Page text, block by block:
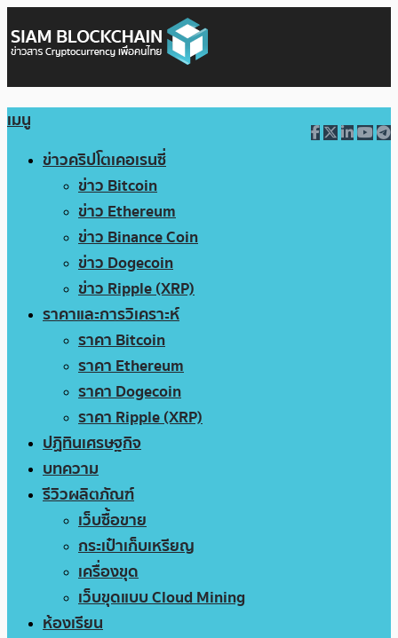
เมนู
ข่าวคริปโตเคอเรนซี่
ข่าว Bitcoin
ข่าว Ethereum
ข่าว Binance Coin
ข่าว Dogecoin
ข่าว Ripple (XRP)
ราคาและการวิเคราะห์
ราคา Bitcoin
ราคา Ethereum
ราคา Dogecoin
ราคา Ripple (XRP)
ปฏิทินเศรษฐกิจ
บทความ
รีวิวผลิตภัณฑ์
เว็บซื้อขาย
กระเป๋าเก็บเหรียญ
เครื่องขุด
เว็บขุดแบบ Cloud Mining
ห้องเรียน